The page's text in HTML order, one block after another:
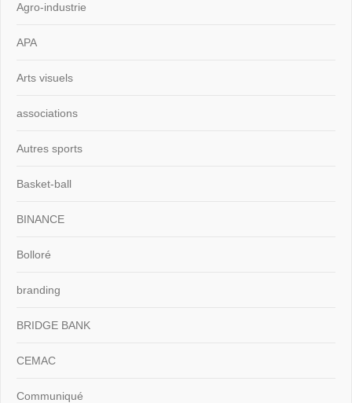
Agro-industrie
APA
Arts visuels
associations
Autres sports
Basket-ball
BINANCE
Bolloré
branding
BRIDGE BANK
CEMAC
Communiqué